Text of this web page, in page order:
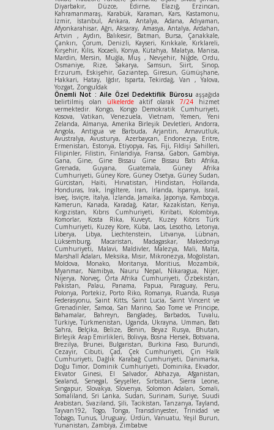
Diyarbakır, Düzce, Edirne, Elazığ, Erzincan,
Kahramanmaraş, Karabük, Karaman, Kars, Kastamonu,
İzmir, İstanbul, Ankara, Antalya, Adana, Adıyaman,
Afyonkarahisar, Ağrı, Aksaray, Amasya, Antalya, Ardahan,
Artvin , Aydın, Balıkesir, Batman, Bursa, Çanakkale,
Çankırı, Çorum, Denizli, Kayseri, Kırıkkale, Kırklareli,
Kırşehir, Kilis, Kocaeli, Konya, Kütahya, Malatya, Manisa,
Mardin, Mersin, Muğla, Muş , Nevşehir, Niğde, Ordu,
Osmaniye, Rize, Sakarya, Samsun, Siirt, Sinop,
Erzurum, Eskişehir, Gaziantep, Giresun, Gümüşhane,
Hakkari, Hatay, Iğdır, Isparta, Tekirdağ, Van , Yalova,
Yozgat, Zonguldak
Önemli Not : Aile Özel Dedektiflik Bürosu aşşağıda
belirtilmiş olan ülkelerdeaktif olarak7/24 hizmet
vermektedir. Kongo, Kongo Demokratik Cumhuriyeti,
Kosova, Vatikan, Venezuela, Vietnam, Yemen, Yeni
Zelanda, Almanya, Amerika Birleşik Devletleri, Andorra,
Angola, Antigua ve Barbuda, Arjantin, Arnavutluk,
Avustralya, Avusturya, Azerbaycan, Endonezya, Eritre,
Ermenistan, Estonya, Etiyopya, Fas, Fiji, Fildişi Sahilleri,
Filipinler, Filistin, Finlandiya, Fransa, Gabon, Gambiya,
Gana, Gine, Gine Bissau Gine Bissau Batı Afrika,
Grenada, Guyana, Guatemala, Güney Afrika
Cumhuriyeti, Güney Kore, Güney Osetya, Güney Sudan,
Gürcistan, Haiti, Hırvatistan, Hindistan, Hollanda,
Honduras, Irak, İngiltere, İran, İrlanda, İspanya, İsrail,
İsveç, İsviçre, İtalya, İzlanda, Jamaika, Japonya, Kamboçya,
Kamerun, Kanada, Karadağ, Katar, Kazakistan, Kenya,
Kırgızistan, Kıbrıs Cumhuriyeti, Kiribati, Kolombiya,
Komorlar, Kosta Rika, Kuveyt, Kuzey Kıbrıs Türk
Cumhuriyeti, Kuzey Kore, Küba, Laos, Lesotho, Letonya,
Liberya, Libya, Liechtenstein, Litvanya, Lübnan,
Lüksemburg, Macaristan, Madagaskar, Makedonya
Cumhuriyeti, Malavi, Maldivler, Malezya, Mali, Malta,
Marshall Adaları, Meksika, Mısır, Mikronezya, Moğolistan,
Moldova, Monako, Moritanya, Moritius, Mozambik,
Myanmar, Namibya, Nauru Nepal, Nikaragua, Nijer,
Nijerya, Norveç, Orta Afrika Cumhuriyeti, Özbekistan,
Pakistan, Palau, Panama, Papua, Paraguay, Peru,
Polonya, Portekiz, Porto Riko, Romanya, Ruanda, Rusya
Federasyonu, Saint Kitts, Saint Lucia, Saint Vincent ve
Grenadinler, Samoa, San Marino, Sao Tome ve Principe,
Bahamalar, Bahreyn, Bangladeş, Barbados, Tuvalu,
Türkiye, Türkmenistan, Uganda, Ukrayna, Umman, Batı
Sahra, Belçika, Belize, Benin, Beyaz Rusya, Bhutan,
Birleşik Arap Emirlikleri, Bolivya, Bosna Hersek, Botsvana,
Brezilya, Brunei, Bulgaristan, Burkina Faso, Burundi,
Cezayir, Cibuti, Çad, Çek Cumhuriyeti, Çin Halk
Cumhuriyeti, Dağlık Karabağ Cumhuriyeti, Danimarka,
Doğu Timor, Dominik Cumhuriyeti, Dominika, Ekvador,
Ekvator Ginesi, El Salvador, Abhazya, Afganistan,
Sealand, Senegal, Seyşeller, Sırbistan, Sierra Leone,
Singapur, Slovakya, Slovenya, Solomon Adaları, Somali,
Somaliland, Sri Lanka, Sudan, Surinam, Suriye, Suudi
Arabistan, Svaziland, Şili, Tacikistan, Tanzanya, Tayland,
Tayvan192, Togo, Tonga, Transdinyester, Trinidad ve
Tobago, Tunus, Uruguay, Ürdün, Vanuatu, Yeşil Burun,
Yunanistan, Zambiya, Zimbabve